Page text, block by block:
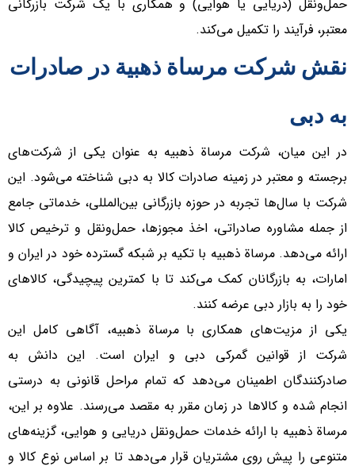
حمل‌ونقل (دریایی یا هوایی) و همکاری با یک شرکت بازرگانی
معتبر، فرآیند را تکمیل می‌کند.
نقش شرکت مرساة ذهبیة در صادرات
به دبی
در این میان، شرکت مرساة ذهبیه به عنوان یکی از شرکت‌های
برجسته و معتبر در زمینه صادرات کالا به دبی شناخته می‌شود. این
شرکت با سال‌ها تجربه در حوزه بازرگانی بین‌المللی، خدماتی جامع
از جمله مشاوره صادراتی، اخذ مجوزها، حمل‌ونقل و ترخیص کالا
ارائه می‌دهد. مرساة ذهبیه با تکیه بر شبکه گسترده خود در ایران و
امارات، به بازرگانان کمک می‌کند تا با کمترین پیچیدگی، کالاهای
خود را به بازار دبی عرضه کنند.
یکی از مزیت‌های همکاری با مرساة ذهبیه، آگاهی کامل این
شرکت از قوانین گمرکی دبی و ایران است. این دانش به
صادرکنندگان اطمینان می‌دهد که تمام مراحل قانونی به درستی
انجام شده و کالاها در زمان مقرر به مقصد می‌رسند. علاوه بر این،
مرساة ذهبیه با ارائه خدمات حمل‌ونقل دریایی و هوایی، گزینه‌های
متنوعی را پیش روی مشتریان قرار می‌دهد تا بر اساس نوع کالا و